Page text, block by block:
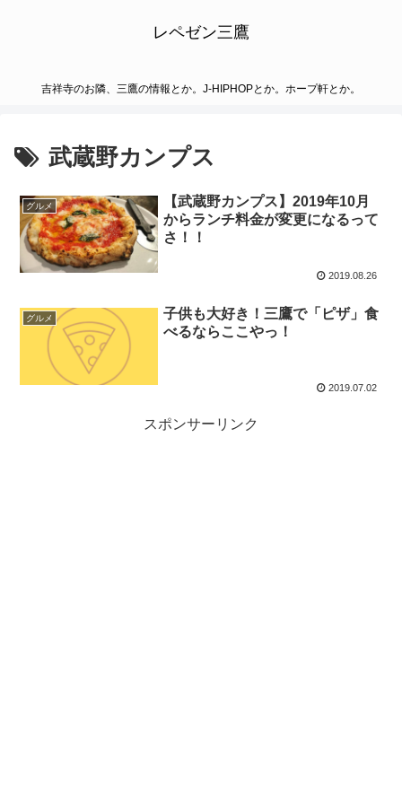
レペゼン三鷹
吉祥寺のお隣、三鷹の情報とか。J-HIPHOPとか。ホープ軒とか。
武蔵野カンプス
グルメ
【武蔵野カンプス】2019年10月
からランチ料金が変更になるって
さ！！
2019.08.26
グルメ
子供も大好き！三鷹で「ピザ」食
べるならここやっ！
2019.07.02
スポンサーリンク